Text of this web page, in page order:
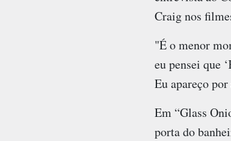
Craig nos
"É o menor
eu pensei que
Eu apareço
Em “Glass
porta do